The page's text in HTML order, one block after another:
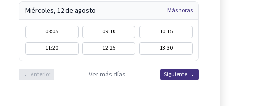
Miércoles, 12 de agosto Más horas
08:05 09:10
10:15
11:20
12:25 13:30
Anterior Ver más días Siguiente